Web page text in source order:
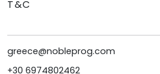
T&C
greece@nobleprog.com
+30 6974802462